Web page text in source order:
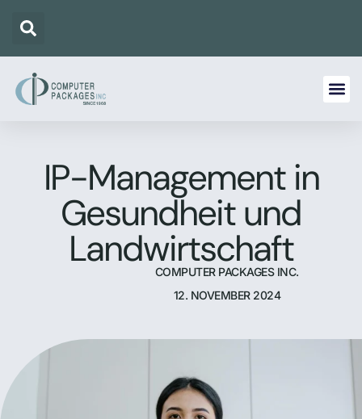
IP-Management in
Gesundheit und
Landwirtschaft
COMPUTER PACKAGES INC.
12. NOVEMBER 2024